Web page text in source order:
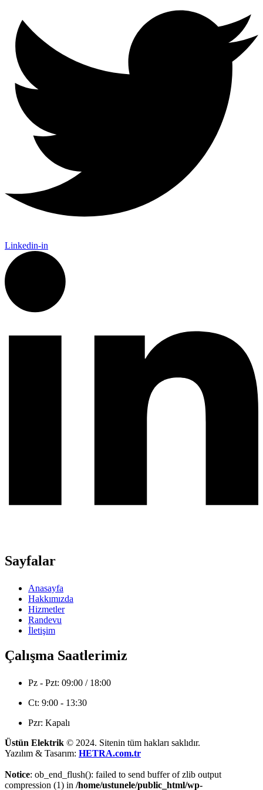
Linkedin-in
Sayfalar
Anasayfa
Hakkımızda
Hizmetler
Randevu
İletişim
Çalışma Saatlerimiz
Pz - Pzt: 09:00 / 18:00
Ct: 9:00 - 13:30
Pzr: Kapalı
Üstün Elektrik © 2024. Sitenin tüm hakları saklıdır.
Yazılım & Tasarım: HETRA.com.tr
Notice: ob_end_flush(): failed to send buffer of zlib output
compression (1) in /home/ustunele/public_html/wp-